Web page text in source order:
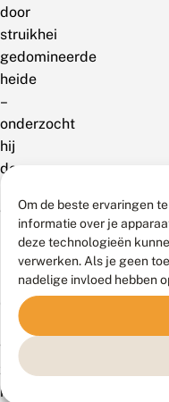
Om de beste ervaringen
informatie over je
deze technologieën
verwerken. Als je geen
nadelige invloed hebben
door
struikhei
gedomineerde
heide
–
onderzocht
hij
de
van
microhabitats
met
rupsen
naburige
waardplanten
zonder
rupsen.